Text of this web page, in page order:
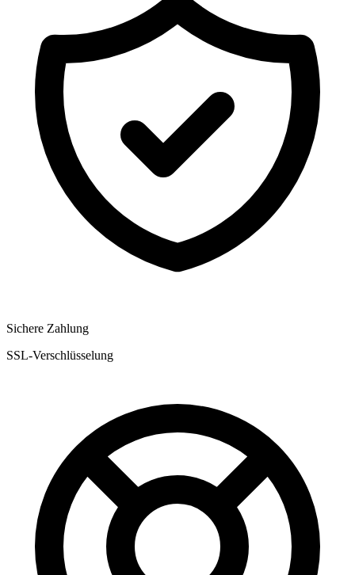
Sichere Zahlung
SSL-Verschlüsselung